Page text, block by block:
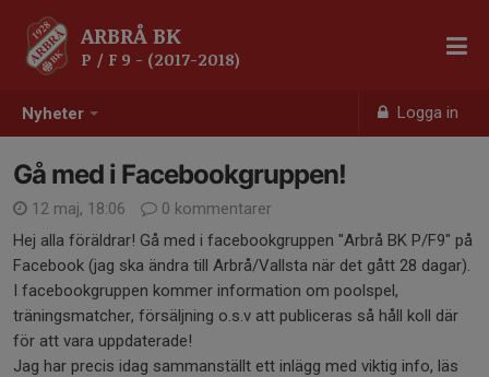
Nyheter Logga in
ARBRÅ BK
P / F 9 - (2017-2018)
Gå med i Facebookgruppen!
12 maj, 18:06
0 kommentarer
Hej alla föräldrar! Gå med i facebookgruppen "Arbrå BK P/F9" på
Facebook (jag ska ändra till Arbrå/Vallsta när det gått 28 dagar).
I facebookgruppen kommer information om poolspel,
träningsmatcher, försäljning o.s.v att publiceras så håll koll där
för att vara uppdaterade!
Jag har precis idag sammanställt ett inlägg med viktig info, läs